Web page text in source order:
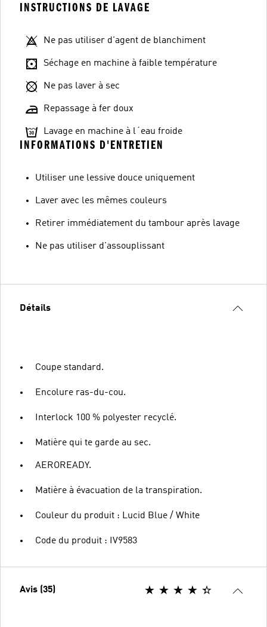
INSTRUCTIONS DE LAVAGE
Ne pas utiliser d'agent de blanchiment
Séchage en machine à faible température
Ne pas laver à sec
Repassage à fer doux
Lavage en machine à l´eau froide
INFORMATIONS D'ENTRETIEN
Utiliser une lessive douce uniquement
Laver avec les mêmes couleurs
Retirer immédiatement du tambour après lavage
Ne pas utiliser d'assouplissant
Détails
Coupe standard.
Encolure ras-du-cou.
Interlock 100 % polyester recyclé.
Matière qui te garde au sec.
AEROREADY.
Matière à évacuation de la transpiration.
Couleur du produit : Lucid Blue / White
Code du produit : IV9583
Avis (35)